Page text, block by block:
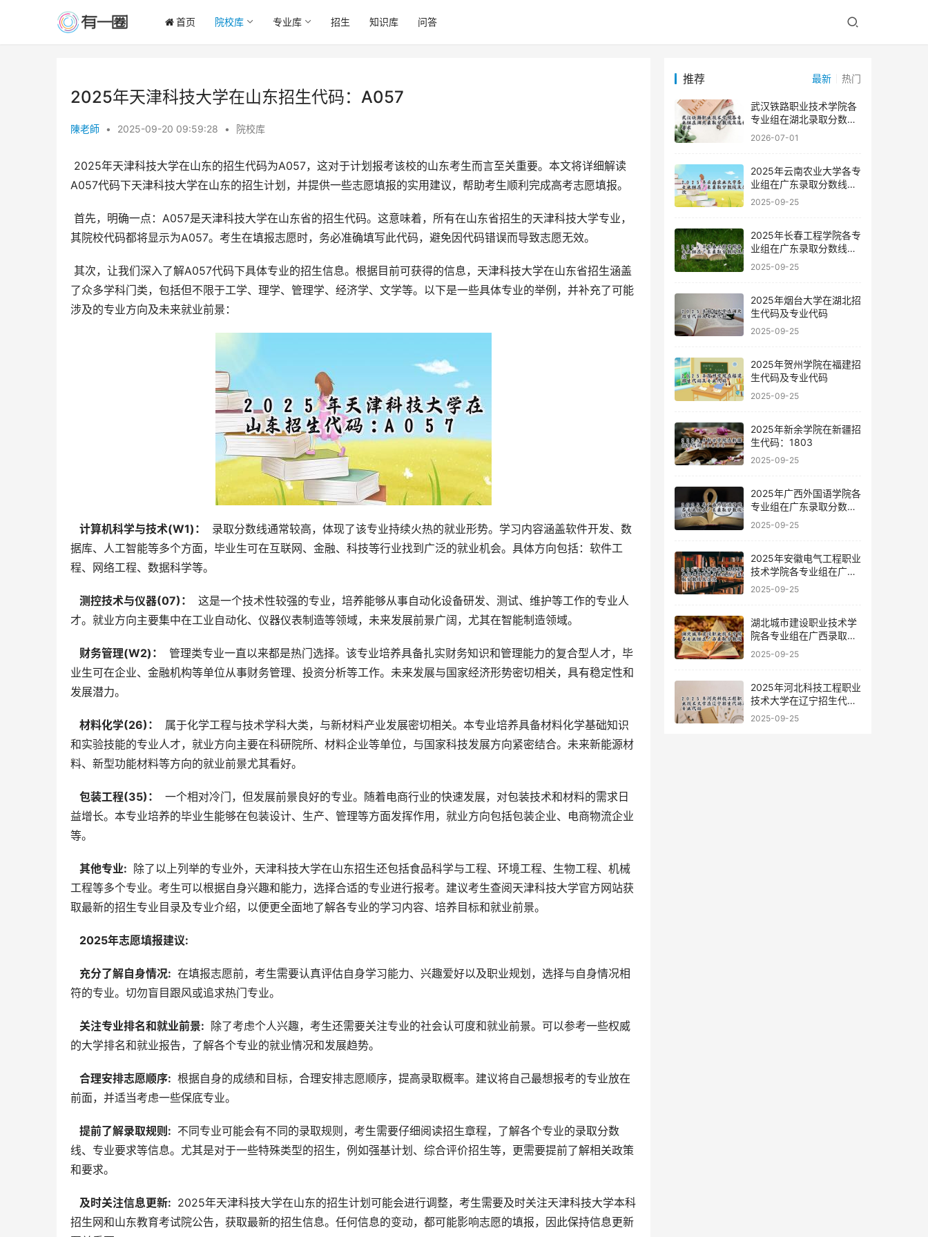
首页 院校库 专业库 招生 知识库 问答
2025年天津科技大学在山东招生代码：A057
陳老師 • 2025-09-20 09:59:28 • 院校库
A057代码下天津科技大学在山东的招生计划，并提供一些志愿填报的实用建议，帮助考生顺利完成高考志愿填报。
其院校代码都将显示为A057。考生在填报志愿时，务必准确填写此代码，避免因代码错误而导致志愿无效。
了众多学科门类，包括但不限于工学、理学、管理学、经济学、文学等。以下是一些具体专业的举例，并补充了可能
涉及的专业方向及未来就业前景：
  计算机科学与技术(W1)：
录取分数线通常较高，体现了该专业持续火热的就业形势。学习内容涵盖软件开发、数
据库、人工智能等多个方面，毕业生可在互联网、金融、科技等行业找到广泛的就业机会。具体方向包括：软件工
程、网络工程、数据科学等。
  测控技术与仪器(07)：
这是一个技术性较强的专业，培养能够从事自动化设备研发、测试、维护等工作的专业人
才。就业方向主要集中在工业自动化、仪器仪表制造等领域，未来发展前景广阔，尤其在智能制造领域。
  财务管理(W2)：
管理类专业一直以来都是热门选择。该专业培养具备扎实财务知识和管理能力的复合型人才，毕
业生可在企业、金融机构等单位从事财务管理、投资分析等工作。未来发展与国家经济形势密切相关，具有稳定性和
发展潜力。
  材料化学(26)：
属于化学工程与技术学科大类，与新材料产业发展密切相关。本专业培养具备材料化学基础知识
和实验技能的专业人才，就业方向主要在科研院所、材料企业等单位，与国家科技发展方向紧密结合。未来新能源材
料、新型功能材料等方向的就业前景尤其看好。
  包装工程(35)：
一个相对冷门，但发展前景良好的专业。随着电商行业的快速发展，对包装技术和材料的需求日
益增长。本专业培养的毕业生能够在包装设计、生产、管理等方面发挥作用，就业方向包括包装企业、电商物流企业
等。
  其他专业:
除了以上列举的专业外，天津科技大学在山东招生还包括食品科学与工程、环境工程、生物工程、机械
工程等多个专业。考生可以根据自身兴趣和能力，选择合适的专业进行报考。建议考生查阅天津科技大学官方网站获
取最新的招生专业目录及专业介绍，以便更全面地了解各专业的学习内容、培养目标和就业前景。
  2025年志愿填报建议:
  充分了解自身情况:
在填报志愿前，考生需要认真评估自身学习能力、兴趣爱好以及职业规划，选择与自身情况相
符的专业。切勿盲目跟风或追求热门专业。
  关注专业排名和就业前景:
除了考虑个人兴趣，考生还需要关注专业的社会认可度和就业前景。可以参考一些权威
的大学排名和就业报告，了解各个专业的就业情况和发展趋势。
  合理安排志愿顺序:
根据自身的成绩和目标，合理安排志愿顺序，提高录取概率。建议将自己最想报考的专业放在
前面，并适当考虑一些保底专业。
  提前了解录取规则:
不同专业可能会有不同的录取规则，考生需要仔细阅读招生章程，了解各个专业的录取分数
线、专业要求等信息。尤其是对于一些特殊类型的招生，例如强基计划、综合评价招生等，更需要提前了解相关政策
和要求。
  及时关注信息更新:
2025年天津科技大学在山东的招生计划可能会进行调整，考生需要及时关注天津科技大学本科
招生网和山东教育考试院公告，获取最新的招生信息。任何信息的变动，都可能影响志愿的填报，因此保持信息更新
推荐 最新 热门
武汉铁路职业技术学院各
专业组在湖北录取分数线
及选科要求
2026-07-01
2025年云南农业大学各专
业组在广东录取分数线及
位次
2025-09-25
2025年长春工程学院各专
业组在广东录取分数线及
位次
2025-09-25
2025年烟台大学在湖北招
生代码及专业代码
2025-09-25
2025年贺州学院在福建招
生代码及专业代码
2025-09-25
2025年新余学院在新疆招
生代码：1803
2025-09-25
2025年广西外国语学院各
专业组在广东录取分数线
及位次
2025-09-25
2025年安徽电气工程职业
技术学院各专业组在广东
录取分数线及位次
2025-09-25
湖北城市建设职业技术学
院各专业组在广西录取分
数线
2025-09-25
2025年河北科技工程职业
技术大学在辽宁招生代码
及专业代码
2025-09-25